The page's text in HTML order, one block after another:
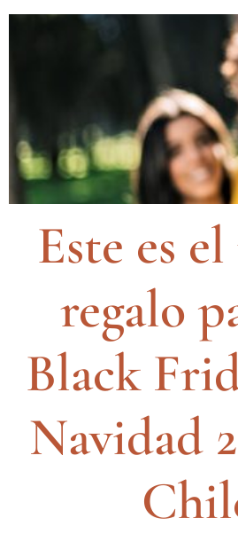
Este es
regalo
Black
Navidad